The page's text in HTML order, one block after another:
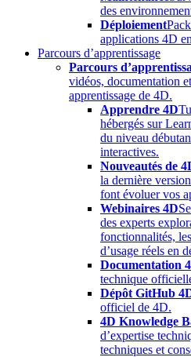
des
Déploiement
applications 4D
Parcours d’apprentissage
Parcours
vidéos, documentation
apprentissage de 4D.
Apprendre 4D
hébergés sur
du niveau
interactives.
Nouveautés de
la dernière
font évoluer vos
Webinaires 4D
des experts
fonctionnalités,
d’usage réels en
Documentation
technique
Dépôt GitHub
officiel de 4D.
4D Knowledge
d’expertise
techniques et